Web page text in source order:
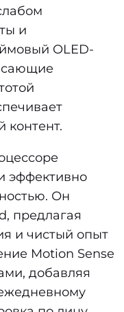
и
OLED-
контент.
эффективно
Он
предлагая
и чистый опыт
Motion Sense
добавляя